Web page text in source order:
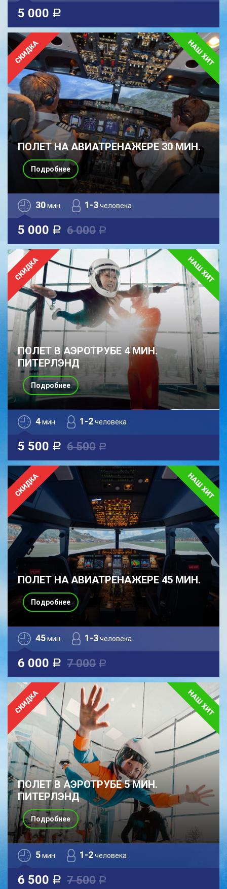
5 000 a
ПОЛЕТ НА АВИАТРЕНАЖЕРЕ 30 МИН.
30мин. 1-3человека
5 000 a 6 000 a
Подробнее
ПОЛЕТ В АЭРОТРУБЕ 4 МИН.
ПИТЕРЛЭНД
4мин. 1-2человека
5 500 a 6 500 a
Подробнее
ПОЛЕТ НА АВИАТРЕНАЖЕРЕ 45 МИН.
45мин. 1-3человека
6 000 a 7 000 a
Подробнее
ПОЛЕТ В АЭРОТРУБЕ 5 МИН.
ПИТЕРЛЭНД
5мин. 1-2человека
6 500 a 7 500 a
Подробнее